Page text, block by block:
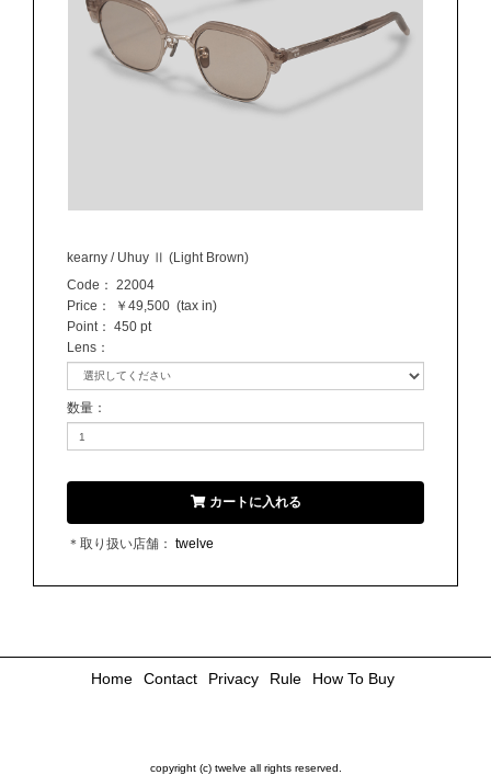
kearny / Uhuy Ⅱ (Light Brown)
Code： 22004
Price：
￥49,500 (tax in)
Point： 450 pt
Lens ：
数量 ：
カートに入れる
＊取り扱い店舗： twelve
Home Contact Privacy Rule How To Buy
copyright (c) twelve all rights reserved.